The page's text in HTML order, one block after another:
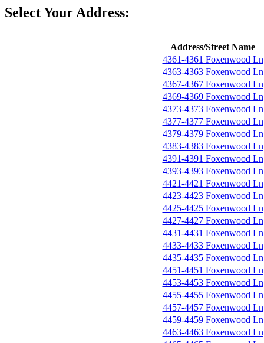
Select Your Address:
Address/Street Name
4361-4361 Foxenwood Ln
4363-4363 Foxenwood Ln
4367-4367 Foxenwood Ln
4369-4369 Foxenwood Ln
4373-4373 Foxenwood Ln
4377-4377 Foxenwood Ln
4379-4379 Foxenwood Ln
4383-4383 Foxenwood Ln
4391-4391 Foxenwood Ln
4393-4393 Foxenwood Ln
4421-4421 Foxenwood Ln
4423-4423 Foxenwood Ln
4425-4425 Foxenwood Ln
4427-4427 Foxenwood Ln
4431-4431 Foxenwood Ln
4433-4433 Foxenwood Ln
4435-4435 Foxenwood Ln
4451-4451 Foxenwood Ln
4453-4453 Foxenwood Ln
4455-4455 Foxenwood Ln
4457-4457 Foxenwood Ln
4459-4459 Foxenwood Ln
4463-4463 Foxenwood Ln